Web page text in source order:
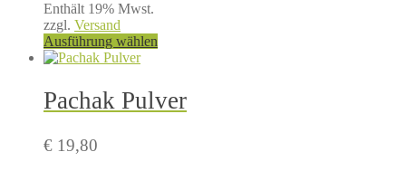
Enthält 19% Mwst.
zzgl. Versand
Ausführung wählen
Varianten
Pachak Pulver
€ 19,80